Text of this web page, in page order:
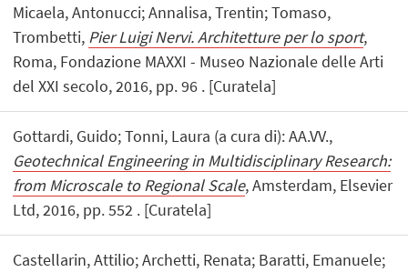
Micaela, Antonucci; Annalisa, Trentin; Tomaso,
Trombetti, Pier Luigi Nervi. Architetture per lo sport,
Roma, Fondazione MAXXI - Museo Nazionale delle Arti
del XXI secolo, 2016, pp. 96 . [Curatela]
Gottardi, Guido; Tonni, Laura (a cura di): AA.VV.,
Geotechnical Engineering in Multidisciplinary Research:
from Microscale to Regional Scale, Amsterdam, Elsevier
Ltd, 2016, pp. 552 . [Curatela]
Castellarin, Attilio; Archetti, Renata; Baratti, Emanuele;